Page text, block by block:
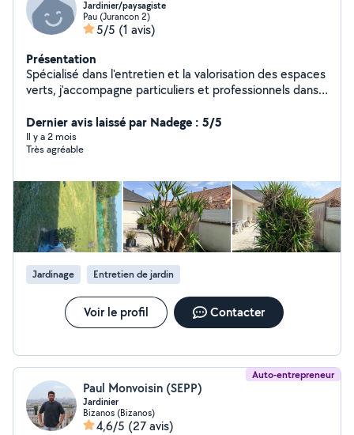
Jardinier/paysagiste
Pau (Jurancon 2)
5/5 (1 avis)
Présentation
Spécialisé dans l'entretien et la valorisation des espaces
verts, j'accompagne particuliers et professionnels dans
et personnalisées. Qualité, réactivité et finition
professionnelle sont au cœur de mon travail afin de
garantir des espaces propres, harmonieux et durables.
Dernier avis laissé par Nadege : 5/5
Il y a 2 mois
Très agréable
Jardinage Entretien de jardin
Voir le profil Contacter
Auto-entrepreneur
Paul Monvoisin (SEPP)
Jardinier
Bizanos (Bizanos)
4,6/5 (27 avis)